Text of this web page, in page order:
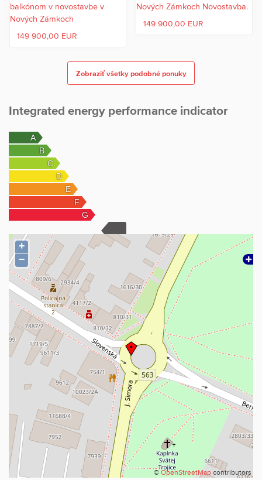
149 900,00 EUR
149 900,00 EUR
Zobraziť všetky podobné ponuky
Integrated energy performance indicator
+
−
©OpenStreetMap contributors